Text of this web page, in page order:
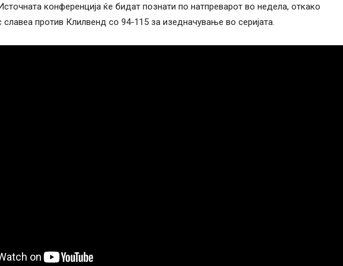
конференција ќе бидат познати по натпреварот во недела, откако
против Клилвенд со 94-115 за изедначување во серијата.